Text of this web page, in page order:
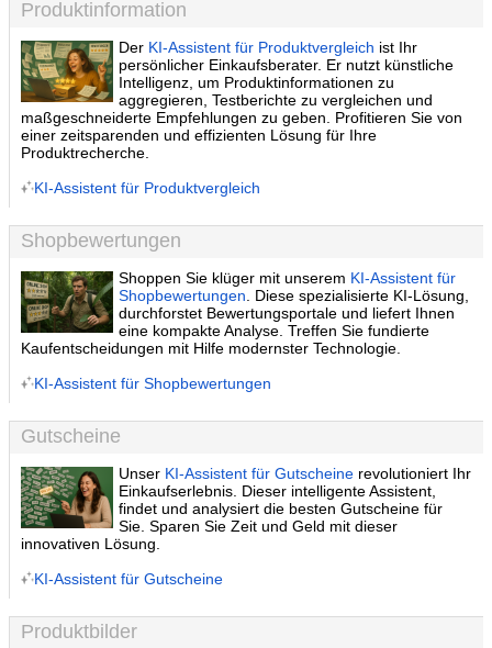
Produktinformation
Der KI-Assistent für Produktvergleich ist Ihr
persönlicher Einkaufsberater. Er nutzt künstliche
Intelligenz, um Produktinformationen zu
aggregieren, Testberichte zu vergleichen und
maßgeschneiderte Empfehlungen zu geben. Profitieren Sie von
einer zeitsparenden und effizienten Lösung für Ihre
Produktrecherche.
KI-Assistent für Produktvergleich
Shopbewertungen
Shoppen Sie klüger mit unserem KI-Assistent für
Shopbewertungen . Diese spezialisierte KI-Lösung,
durchforstet Bewertungsportale und liefert Ihnen
eine kompakte Analyse. Treffen Sie fundierte
Kaufentscheidungen mit Hilfe modernster Technologie.
KI-Assistent für Shopbewertungen
Gutscheine
Unser KI-Assistent für Gutscheine revolutioniert Ihr
Einkaufserlebnis. Dieser intelligente Assistent,
findet und analysiert die besten Gutscheine für
Sie. Sparen Sie Zeit und Geld mit dieser
innovativen Lösung.
KI-Assistent für Gutscheine
Produktbilder